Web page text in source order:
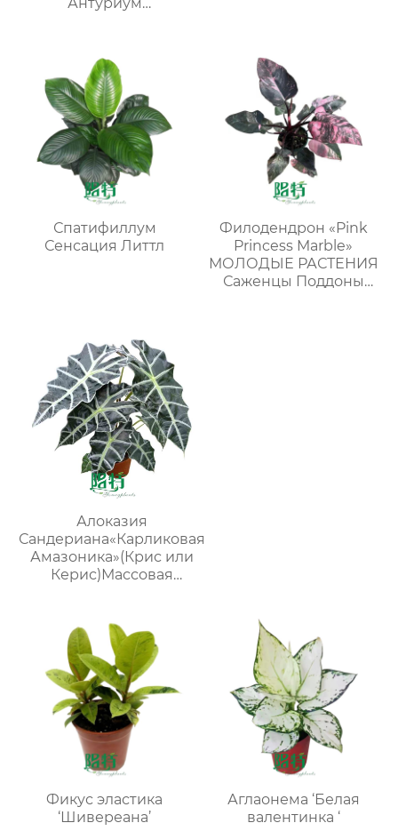
Спатифиллум
Сенсация Литтл
Филодендрон «Pink
Princess Marble»
МОЛОДЫЕ РАСТЕНИЯ
Саженцы Поддоны
Алоказия
Сандериана«Карликовая
Амазоника»(Крис или
Керис)Массовая
Фикус эластика
‘Шивереана’
Аглаонема ‘Белая
валентинка ‘